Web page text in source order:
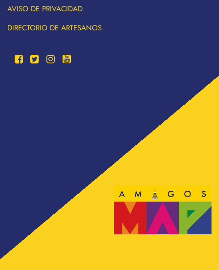
AVISO DE PRIVACIDAD
DIRECTORIO DE ARTESANOS